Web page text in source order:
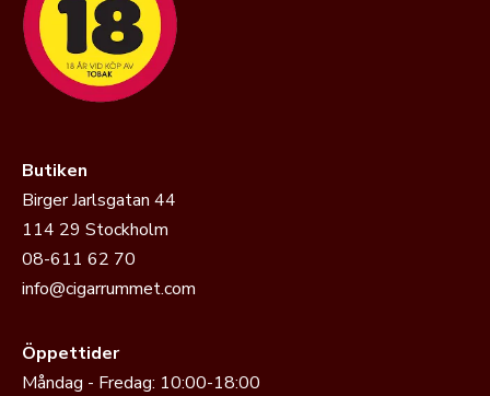
Butiken
Birger Jarlsgatan 44
114 29 Stockholm
08-611 62 70
info@cigarrummet.com
Öppettider
Måndag - Fredag: 10:00-18:00